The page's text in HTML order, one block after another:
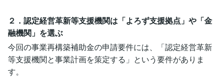
２．認定経営革新等支援機関は「よろず支援拠点」や「金
融機関」を選ぶ
今回の事業再構築補助金の申請要件には、「認定経営革新
等支援機関と事業計画を策定する」という要件がありま
す。